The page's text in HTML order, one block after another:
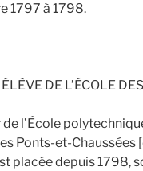
1797 à 1798.
DE L’ÉCOLE
l’École
Ponts-et-
placée depuis 1798,